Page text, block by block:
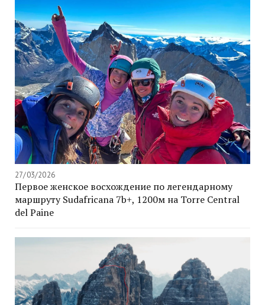
27/03/2026
Первое женское восхождение по легендарному
маршруту Sudafricana 7b+, 1200м на Torre Central
del Paine